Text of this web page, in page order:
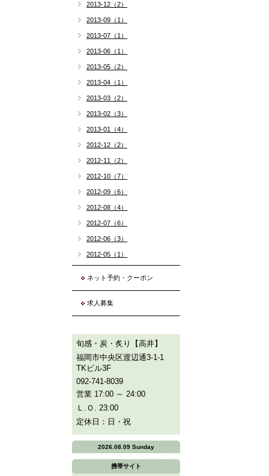
2013-12（2）
2013-09（1）
2013-07（1）
2013-06（1）
2013-05（2）
2013-04（1）
2013-03（2）
2013-02（3）
2013-01（4）
2012-12（2）
2012-11（2）
2012-10（7）
2012-09（6）
2012-08（4）
2012-07（6）
2012-06（3）
2012-05（1）
ネット予約・クーポン
求人募集
旬感・炭・炙り【高井】
福岡市中央区渡辺通3-1-1
TKビル3F
092-741-8039
営業 17:00 ～ 24:00
Ｌ.Ｏ. 23:00
定休日：日・祝
2026.08.09 Sunday
携帯サイト